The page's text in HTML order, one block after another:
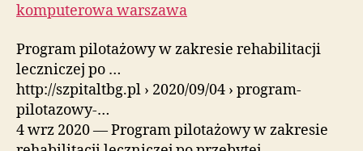
komputerowa warszawa
Program pilotażowy w zakresie rehabilitacji
leczniczej po …
http://szpitaltbg.pl › 2020/09/04 › program-
pilotazowy-…
4 wrz 2020 — Program pilotażowy w zakresie